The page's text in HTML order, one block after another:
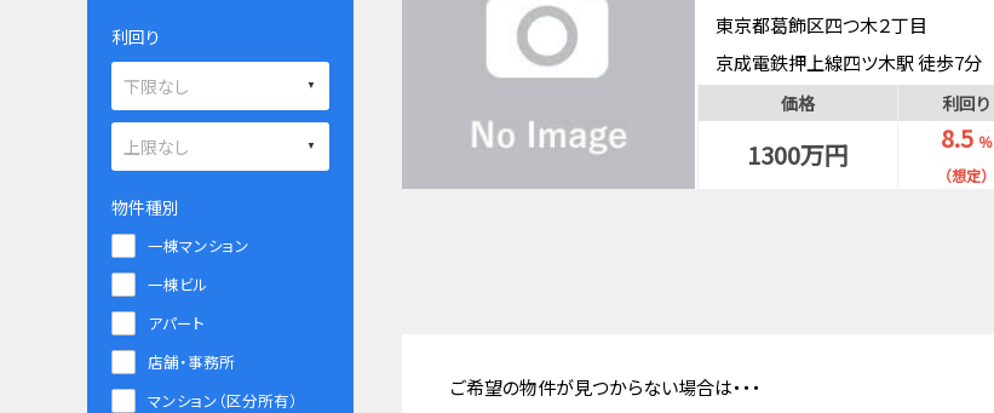
東京都葛飾区四つ木２丁目
京成電鉄押上線四ツ木駅 徒歩7分
価格 利回り
1300万円 8.5 ％
（想定）
ご希望の物件が見つからない場合は・・・
利回り
物件種別
一棟マンション
一棟ビル
アパート
店舗・事務所
マンション（区分所有）